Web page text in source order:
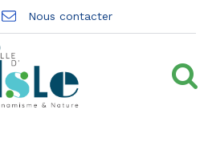
Nous contacter